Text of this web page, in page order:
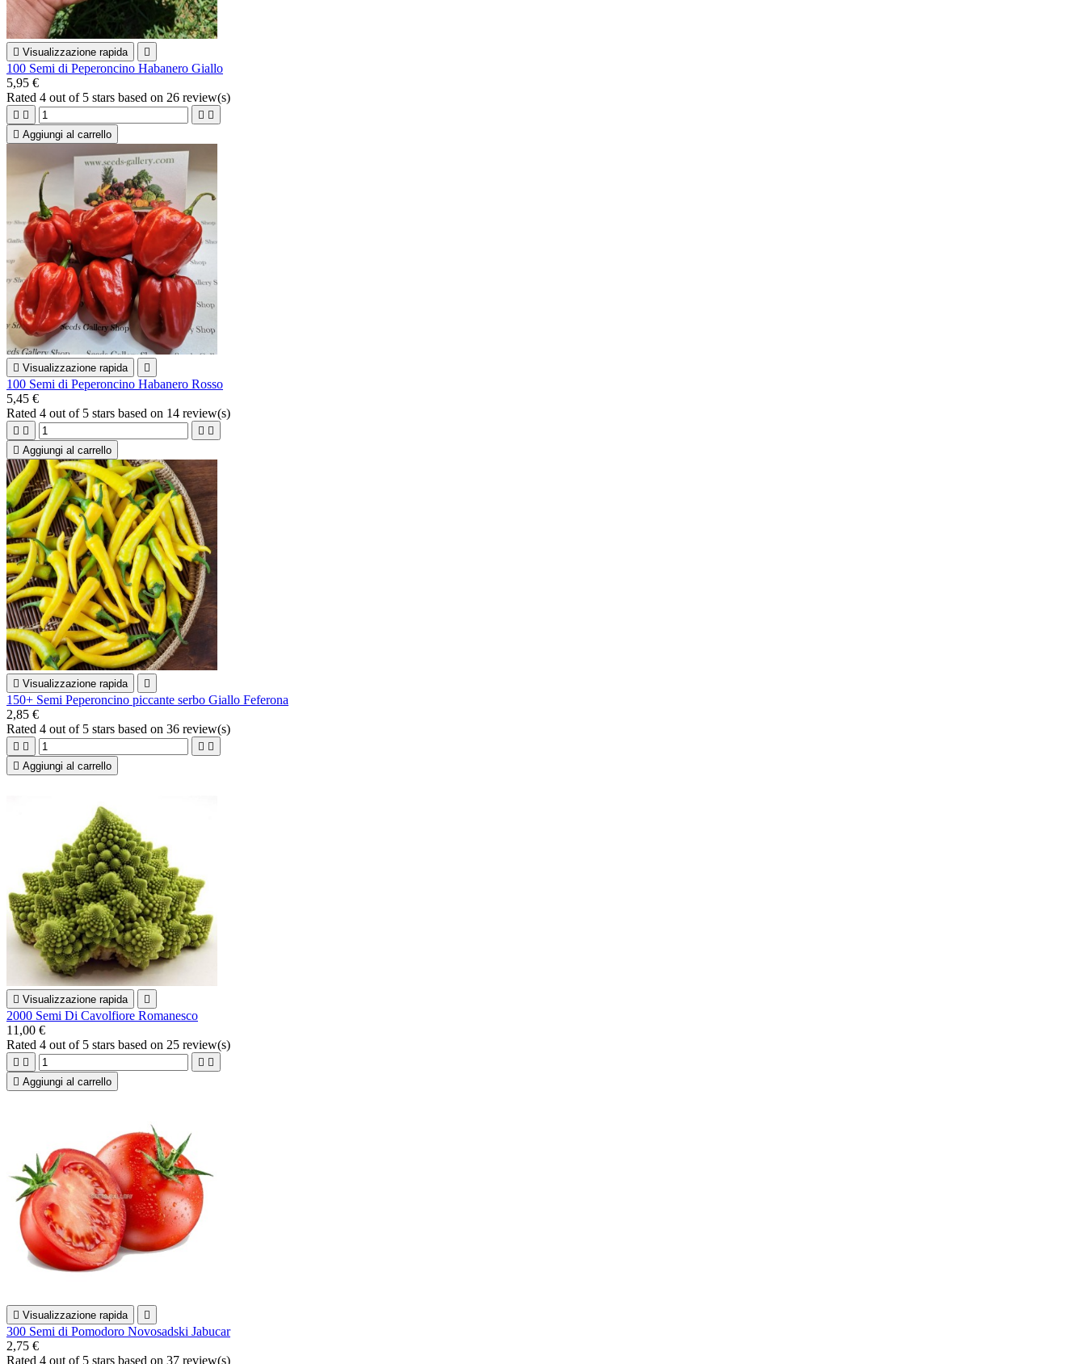
 Visualizzazione rapida 
100 Semi di Peperoncino Habanero Giallo
5,95 €
Rated 4 out of 5 stars based on 26 review(s)
   
 Aggiungi al carrello
 Visualizzazione rapida 
100 Semi di Peperoncino Habanero Rosso
5,45 €
Rated 4 out of 5 stars based on 14 review(s)
   
 Aggiungi al carrello
 Visualizzazione rapida 
150+ Semi Peperoncino piccante serbo Giallo Feferona
2,85 €
Rated 4 out of 5 stars based on 36 review(s)
   
 Aggiungi al carrello
 Visualizzazione rapida 
2000 Semi Di Cavolfiore Romanesco
11,00 €
Rated 4 out of 5 stars based on 25 review(s)
   
 Aggiungi al carrello
 Visualizzazione rapida 
300 Semi di Pomodoro Novosadski Jabucar
2,75 €
Rated 4 out of 5 stars based on 37 review(s)